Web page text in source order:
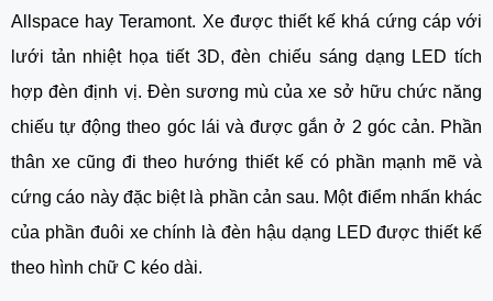
Allspace hay Teramont. Xe được thiết kế khá cứng cáp với
lưới tản nhiệt họa tiết 3D, đèn chiếu sáng dạng LED tích
hợp đèn định vị. Đèn sương mù của xe sở hữu chức năng
chiếu tự động theo góc lái và được gắn ở 2 góc cản. Phần
thân xe cũng đi theo hướng thiết kế có phần mạnh mẽ và
cứng cáo này đặc biệt là phần cản sau. Một điểm nhấn khác
của phần đuôi xe chính là đèn hậu dạng LED được thiết kế
theo hình chữ C kéo dài.